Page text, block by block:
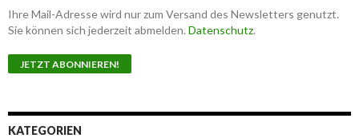
Ihre Mail-Adresse wird nur zum Versand des Newsletters genutzt.
Sie können sich jederzeit abmelden. Datenschutz.
KATEGORIEN